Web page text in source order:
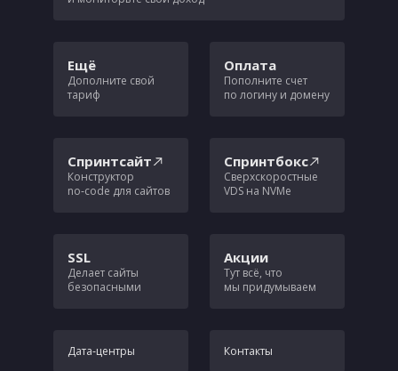
Ещё
Дополните свой
тариф
Оплата
Пополните счет
по логину и домену
Спринтсайт
Конструктор
no‑code для сайтов
Спринтбокс
Сверхскоростные
VDS на NVMe
SSL
Делает сайты
безопасными
Акции
Тут всё, что
мы придумываем
Дата‑центры Контакты